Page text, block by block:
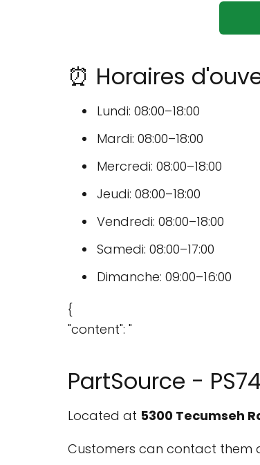
⏰ Horaires
Lundi: 08:00–18:00
Mardi: 08:00–18:00
Mercredi: 08:00–18:00
Jeudi: 08:00–18:00
Vendredi: 08:00–18:00
Samedi: 08:00–17:00
Dimanche: 09:00–16:00
{
"content": "
PartSource -
Located at 5300 Tecumseh
Customers can contact them